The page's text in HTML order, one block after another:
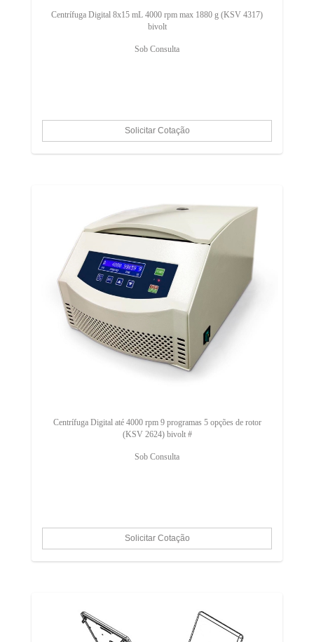
Centrífuga Digital 8x15 mL 4000 rpm max 1880 g (KSV 4317)
bivolt
Sob Consulta
Centrífuga Digital até 4000 rpm 9 programas 5 opções de rotor
(KSV 2624) bivolt #
Sob Consulta